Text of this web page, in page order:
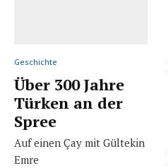
Geschichte
Über 300 Jahre
Türken an der
Spree
Auf einen Çay mit Gültekin
Emre